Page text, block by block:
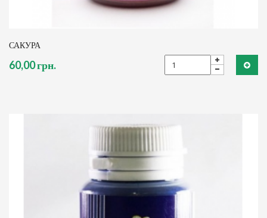
САКУРА
60,00 грн.